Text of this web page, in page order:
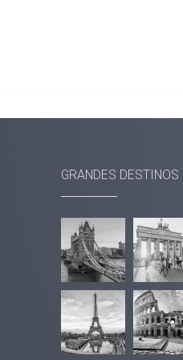
GRANDES DESTINOS